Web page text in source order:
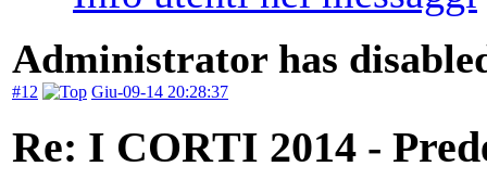
Administrator has
#12 Giu-09-14 20:28:37
Re: I CORTI 2014 -